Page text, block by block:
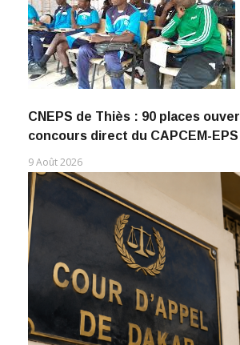
CNEPS de Thiès : 90 places
concours direct du CAPCEM-EPS
9 Août 2026